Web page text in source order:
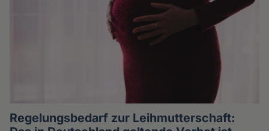
Regelungsbedarf zur Leihmutterschaft: